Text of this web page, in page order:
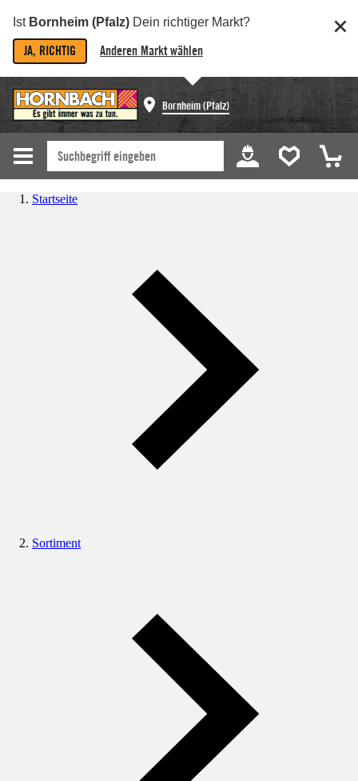
Ist Bornheim (Pfalz) Dein richtiger Markt?
JA, RICHTIG Anderen Markt wählen
Bornheim (Pfalz)
Startseite
Sortiment